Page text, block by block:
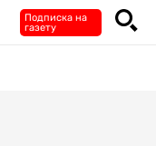
Подписка на
газету